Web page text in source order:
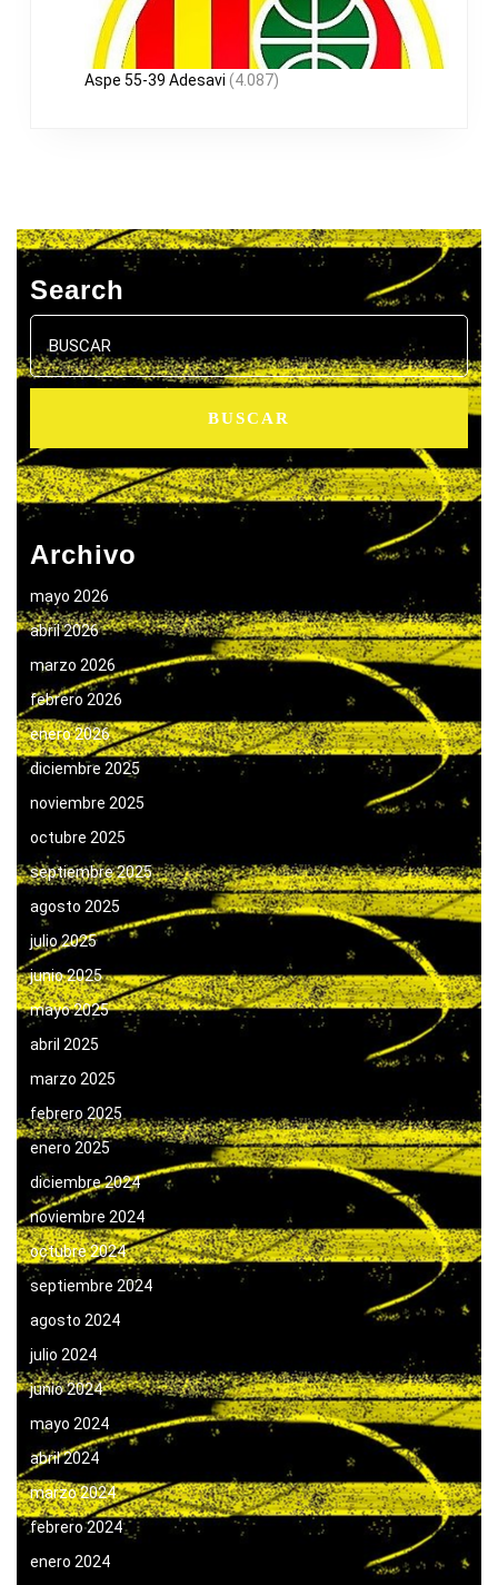
Aspe 55-39 Adesavi (4.087)
Search
Buscar:
Archivo
mayo 2026
abril 2026
marzo 2026
febrero 2026
enero 2026
diciembre 2025
noviembre 2025
octubre 2025
septiembre 2025
agosto 2025
julio 2025
junio 2025
mayo 2025
abril 2025
marzo 2025
febrero 2025
enero 2025
diciembre 2024
noviembre 2024
octubre 2024
septiembre 2024
agosto 2024
julio 2024
junio 2024
mayo 2024
abril 2024
marzo 2024
febrero 2024
enero 2024